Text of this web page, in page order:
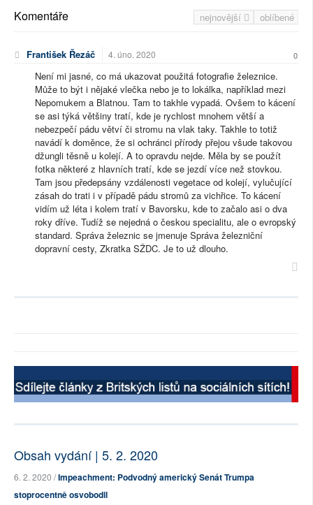
nejnovější oblíbené
Komentáře
František Řezáč 4. úno. 2020 0
Není mi jasné, co má ukazovat použitá fotografie železnice.
Může to být i nějaké vlečka nebo je to lokálka, například mezi
Nepomukem a Blatnou. Tam to takhle vypadá. Ovšem to kácení
se asi týká většiny tratí, kde je rychlost mnohem větší a
nebezpečí pádu větví či stromu na vlak taky. Takhle to totiž
navádí k doměnce, že si ochránci přírody přejou všude takovou
džungli těsně u kolejí. A to opravdu nejde. Měla by se použít
fotka některé z hlavních tratí, kde se jezdí více než stovkou.
Tam jsou předepsány vzdálenosti vegetace od kolejí, vylučující
zásah do trati i v případě pádu stromů za vichřice. To kácení
vidím už léta i kolem tratí v Bavorsku, kde to začalo asi o dva
roky dříve. Tudíž se nejedná o českou specialitu, ale o evropský
standard. Správa železnic se jmenuje Správa železniční
dopravní cesty, Zkratka SŽDC. Je to už dlouho.
Obsah vydání | 5. 2. 2020
6. 2. 2020 /Impeachment: Podvodný americký Senát Trumpa
stoprocentně osvobodil